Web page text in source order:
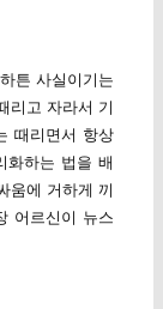
튼 사실이기는
리고 자라서 기
때리면서 항상
화하는 법을 배
움에 거하게 끼
어르신이 뉴스